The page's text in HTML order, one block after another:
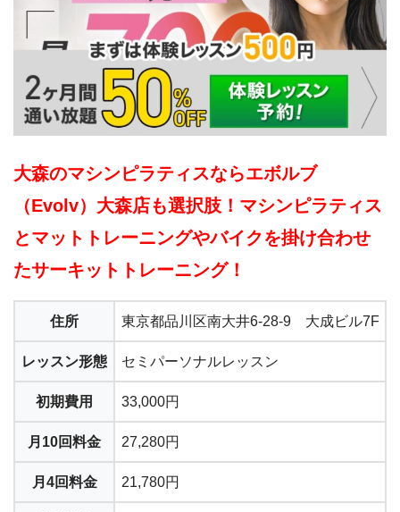
大森のマシンピラティスならエボルブ
（Evolv）大森店も選択肢！マシンピラティス
とマットトレーニングやバイクを掛け合わせ
たサーキットトレーニング！
住所 東京都品川区南大井6-28-9 大成ビル7F
レッスン形態 セミパーソナルレッスン
初期費用 33,000円
月10回料金 27,280円
月4回料金 21,780円